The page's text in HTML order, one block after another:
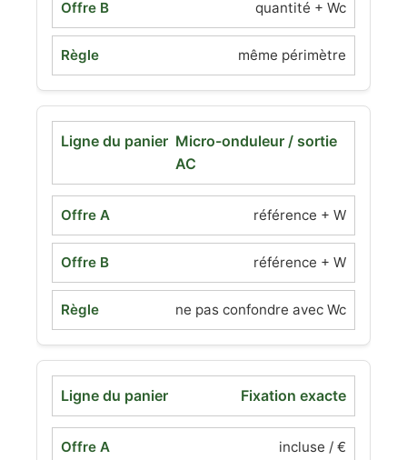
quantité + Wc
même périmètre
Micro-onduleur / sortie
AC
référence + W
référence + W
ne pas confondre avec Wc
Fixation exacte
incluse / €